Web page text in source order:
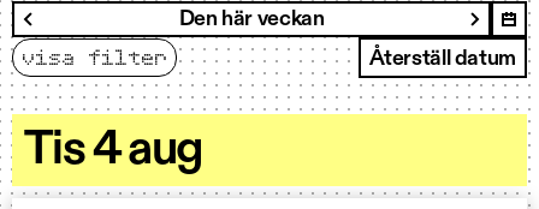
Föregående vecka
Den här veckan
Nästa
visa filter
Återställ datum
filtrera
Tis 4 aug